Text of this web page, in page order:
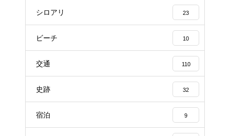
シロアリ 23
ビーチ 10
交通 110
史跡 32
宿泊 9